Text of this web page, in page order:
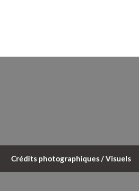
Crédits photographiques / Visuels